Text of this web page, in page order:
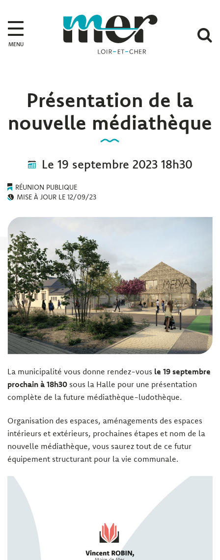
MENU
Présentation de la
nouvelle médiathèque
Le 19 septembre 2023 18h30
RÉUNION PUBLIQUE
MISE À JOUR LE 12/09/23
La municipalité vous donne rendez-vous le 19 septembre
prochain à 18h30 sous la Halle pour une présentation
complète de la future médiathèque-ludothèque.
Organisation des espaces, aménagements des espaces
intérieurs et extérieurs, prochaines étapes et nom de la
nouvelle médiathèque, vous saurez tout de ce futur
équipement structurant pour la vie communale.